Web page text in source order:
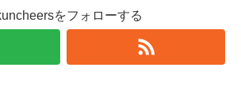
をフォローする